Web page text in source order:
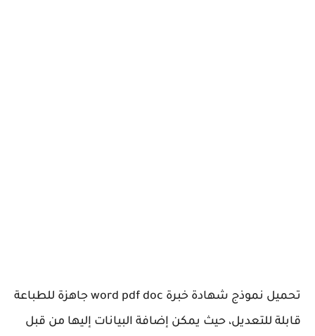
تحميل نموذج شهادة خبرة word pdf doc جاهزة للطباعة
قابلة للتعديل، حيث يمكن إضافة البيانات إليها من قبل